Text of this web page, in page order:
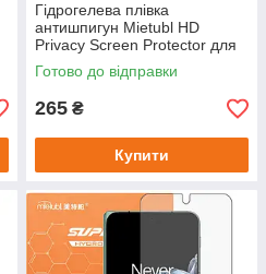
Гідрогелева плівка
антишпигун Mietubl HD
Privacy Screen Protector для
OnePlus Open
Готово до відправки
265 ₴
Купити